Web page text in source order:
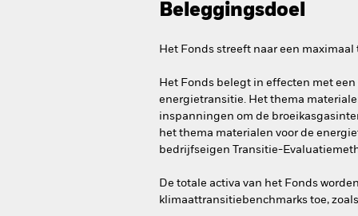
Beleggingsdoel
Het Fonds streeft naar een
Het Fonds belegt in effecten met
energietransitie. Het thema
inspanningen om de
het thema materialen voor de
bedrijfseigen Transitie-
De totale activa van het Fonds
klimaattransitiebenchmarks toe,